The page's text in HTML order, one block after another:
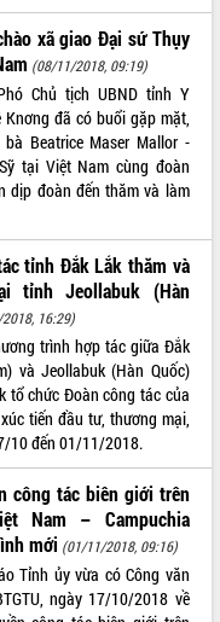
xã giao Đại sứ Thụy
(08/11/2018, 09:19)
Chủ tịch UBND tỉnh Y
Knơng đã có buổi gặp mặt,
Beatrice Maser Mallor -
tại Việt Nam cùng đoàn
dịp đoàn đến thăm và làm
tỉnh Đắk Lắk thăm và
tỉnh Jeollabuk (Hàn
16:29)
trình hợp tác giữa Đắk
và Jeollabuk (Hàn Quốc)
tổ chức Đoàn công tác của
tiến đầu tư, thương mại,
10 đến 01/11/2018.
công tác biên giới trên
Nam – Campuchia
mới (01/11/2018, 09:16)
Tỉnh ủy vừa có Công văn
ngày 17/10/2018 về